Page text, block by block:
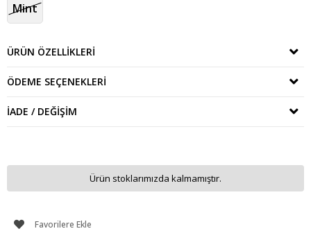
Mint
ÜRÜN ÖZELLIKLERI
ÖDEME SEÇENEKLERI
İADE / DEĞIŞIM
Ürün stoklarımızda kalmamıştır.
Favorilere Ekle